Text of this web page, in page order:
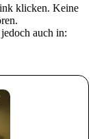
klicken. Keine
jedoch auch in: